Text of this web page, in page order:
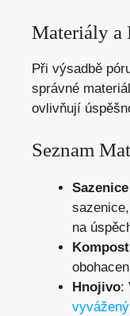
Materiály a
Při výsadbě
správné
ovlivňují
Seznam
na
Kompost
Hnojivo: